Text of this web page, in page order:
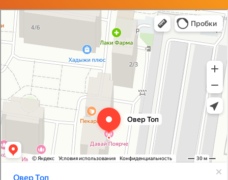
Овер Топ
Компьютерный клуб в Краснодаре
Развлекательный центр в Краснодаре